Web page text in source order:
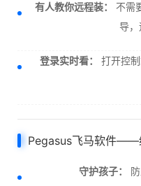
有人教你远程装：
不需
导，
登录实时看：
打开控
Pegasus飞马软件——
守护孩子：